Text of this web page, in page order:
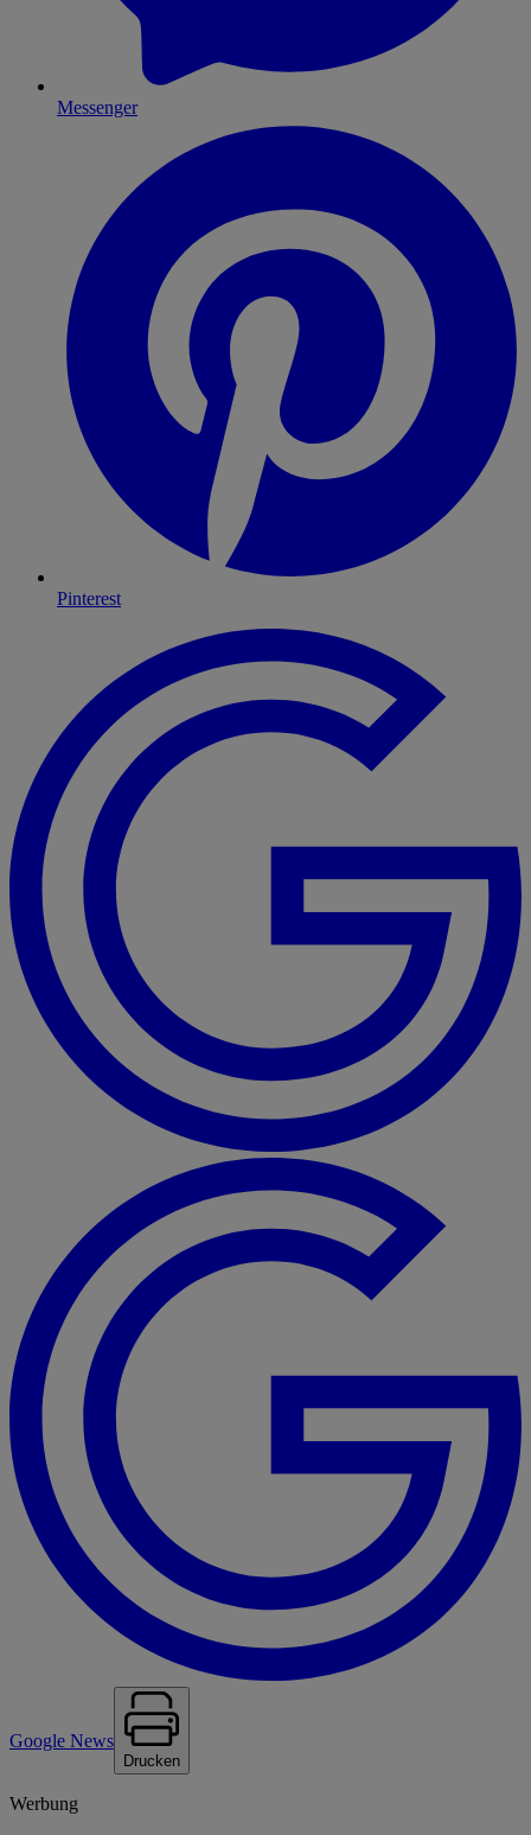
Messenger
Pinterest
Google News
Drucken
Werbung